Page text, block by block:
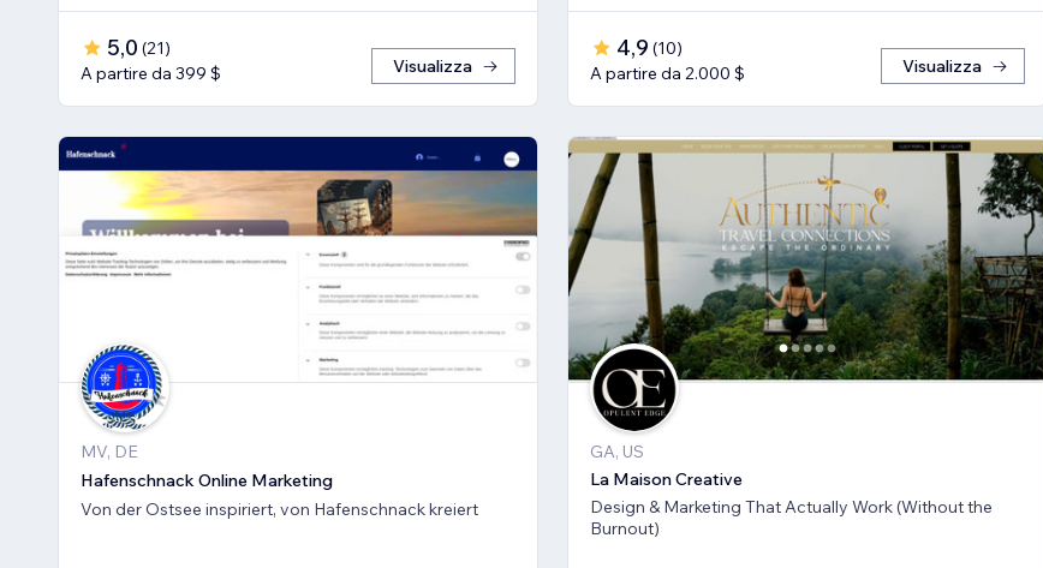
5,0 (21)
A partire da 399 $
Visualizza
4,9 (10)
A partire da 2.000 $
Visualizza
MV, DE
Hafenschnack Online Marketing
Von der Ostsee inspiriert, von Hafenschnack kreiert
GA, US
La Maison Creative
Design & Marketing That Actually Work (Without the
Burnout)